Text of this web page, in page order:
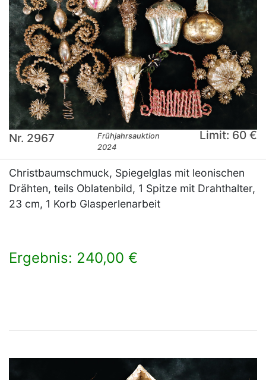
Nr. 2967
Frühjahrsauktion
2024
Limit: 60 €
Christbaumschmuck, Spiegelglas mit leonischen
Drähten, teils Oblatenbild, 1 Spitze mit Drahthalter,
23 cm, 1 Korb Glasperlenarbeit
Ergebnis: 240,00 €